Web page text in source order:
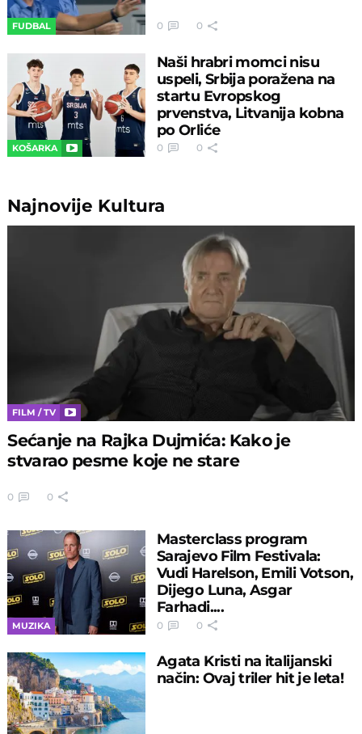
FUDBAL 0 0
KOŠARKA
Naši hrabri momci nisu
uspeli, Srbija poražena na
startu Evropskog
prvenstva, Litvanija kobna
po Orliće
0 0
Najnovije Kultura
FILM / TV
Sećanje na Rajka Dujmića: Kako je
stvarao pesme koje ne stare
0 0
MUZIKA
Masterclass program
Sarajevo Film Festivala:
Vudi Harelson, Emili Votson,
Dijego Luna, Asgar
Farhadi....
0 0
Agata Kristi na italijanski
način: Ovaj triler hit je leta!